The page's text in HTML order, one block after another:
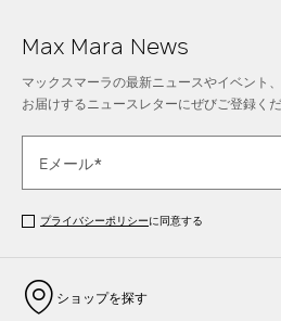
Max Mara News
マックスマーラの最新ニュースやイベント
お届けするニュースレターにぜびご登録くだ
プライバシーポリシーに同意する
ショップを探す